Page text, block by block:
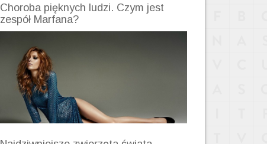
Choroba pięknych ludzi. Czym jest
zespół Marfana?